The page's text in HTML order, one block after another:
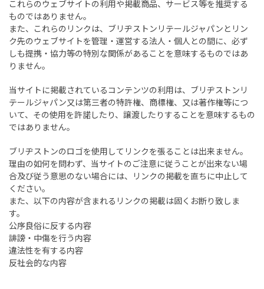
これらのウェブサイトの利用や掲載商品、サービス等を推奨する
ものではありません。
また、これらのリンクは、ブリヂストンリテールジャパンとリン
ク先のウェブサイトを管理・運営する法人・個人との間に、必ず
しも提携・協力等の特別な関係があることを意味するものではあ
りません。
当サイトに掲載されているコンテンツの利用は、ブリヂストンリ
テールジャパン又は第三者の特許権、商標権、又は著作権等につ
いて、その使用を許諾したり、譲渡したりすることを意味するもの
ではありません。
ブリヂストンのロゴを使用してリンクを張ることは出来ません。
理由の如何を問わず、当サイトのご注意に従うことが出来ない場
合及び従う意思のない場合には、リンクの掲載を直ちに中止して
ください。
また、以下の内容が含まれるリンクの掲載は固くお断り致しま
す。
公序良俗に反する内容
誹謗・中傷を行う内容
違法性を有する内容
反社会的な内容